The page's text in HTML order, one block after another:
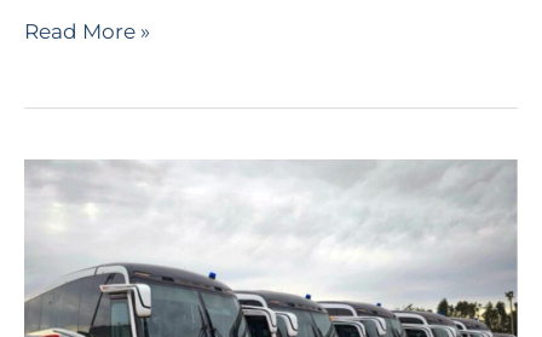
Read More »
Busscar
amplia
Chile